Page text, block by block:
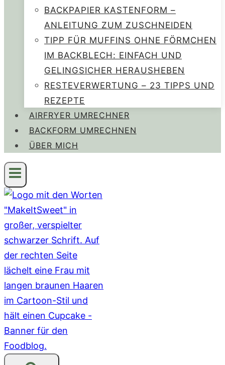
BACKPAPIER KASTENFORM –
ANLEITUNG ZUM ZUSCHNEIDEN
TIPP FÜR MUFFINS OHNE FÖRMCHEN
IM BACKBLECH: EINFACH UND
GELINGSICHER HERAUSHEBEN
RESTEVERWERTUNG – 23 TIPPS UND
REZEPTE
AIRFRYER UMRECHNER
BACKFORM UMRECHNEN
ÜBER MICH